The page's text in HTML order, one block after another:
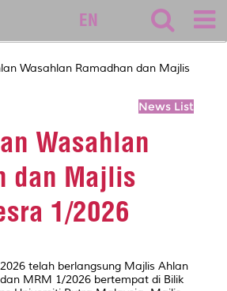
EN
Wasahlan Ramadhan dan Majlis
News List
Wasahlan
dan Majlis
1/2026
telah berlangsung Majlis Ahlan
MRM 1/2026 bertempat di Bilik